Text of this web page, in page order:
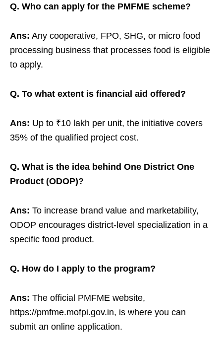
Q. Who can apply for the PMFME scheme?
Ans: Any cooperative, FPO, SHG, or micro food
processing business that processes food is eligible
to apply.
Q. To what extent is financial aid offered?
Ans: Up to ₹10 lakh per unit, the initiative covers
35% of the qualified project cost.
Q. What is the idea behind One District One
Product (ODOP)?
Ans: To increase brand value and marketability,
ODOP encourages district-level specialization in a
specific food product.
Q. How do I apply to the program?
Ans: The official PMFME website,
https://pmfme.mofpi.gov.in, is where you can
submit an online application.